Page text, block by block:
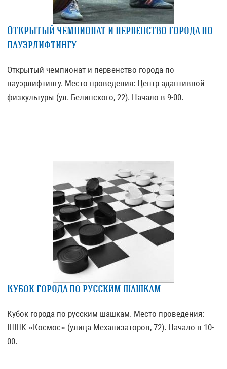
Открытый чемпионат и первенство города по
пауэрлифтингу
Открытый чемпионат и первенство города по
пауэрлифтингу. Место проведения: Центр адаптивной
физкультуры (ул. Белинского, 22). Начало в 9-00.
Кубок города по русским шашкам
Кубок города по русским шашкам. Место проведения:
ШШК «Космос» (улица Механизаторов, 72). Начало в 10-
00.